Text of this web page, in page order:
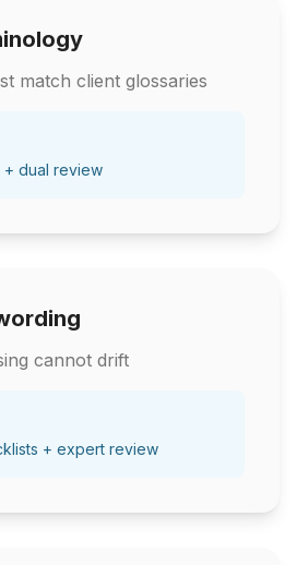
match client glossaries
+ dual review
cannot drift
+ expert review